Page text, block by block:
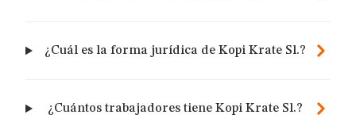
¿Cuál es la forma jurídica de Kopi Krate Sl.?
¿Cuántos trabajadores tiene Kopi Krate Sl.?